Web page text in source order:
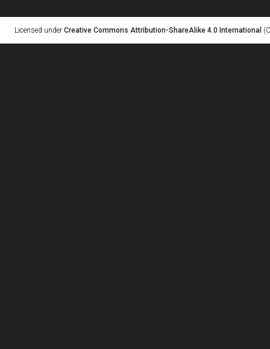
Licensed under Creative Commons Attribution-ShareAlike 4.0 International